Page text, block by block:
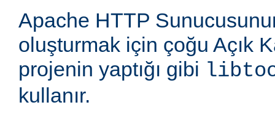
Apache HTTP
oluşturmak için çoğu Açık
projenin yaptığı gibi
kullanır.